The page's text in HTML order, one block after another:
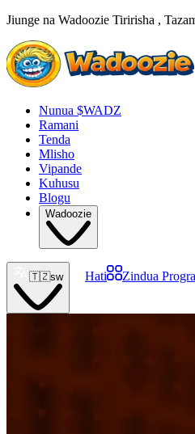
Jiunge na Wadoozie Tiririsha ,
Nunua $WADZ
Ramani
Tenda
Mlisho
Vipande
Kuhusu
Blogu
Wadoozie
🇹🇿sw Hati Zindua